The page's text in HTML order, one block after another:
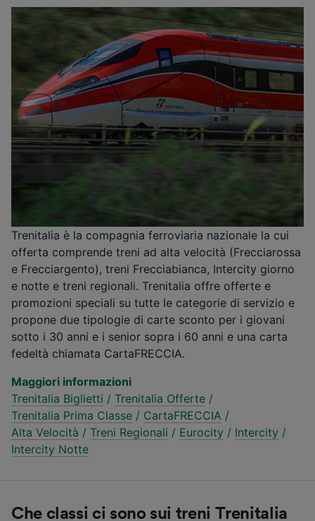
Trenitalia è la compagnia ferroviaria nazionale la cui
offerta comprende treni ad alta velocità (Frecciarossa
e Frecciargento), treni Frecciabianca, Intercity giorno
e notte e treni regionali. Trenitalia offre offerte e
promozioni speciali su tutte le categorie di servizio e
propone due tipologie di carte sconto per i giovani
sotto i 30 anni e i senior sopra i 60 anni e una carta
fedeltà chiamata CartaFRECCIA.
Maggiori informazioni
Trenitalia Biglietti / Trenitalia Offerte /
Trenitalia Prima Classe / CartaFRECCIA /
Alta Velocità / Treni Regionali / Eurocity / Intercity /
Intercity Notte
Che classi ci sono sui treni Trenitalia